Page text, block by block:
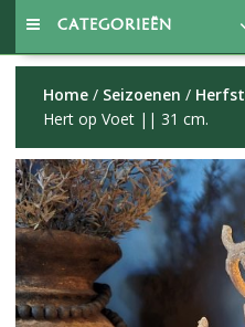
CATEGORIEËN
Home/ Seizoenen / Herfst
Hert op Voet || 31 cm.